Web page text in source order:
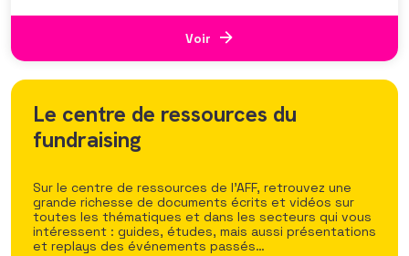
progresser, LinkedIn reste incontournable, TikTok
Voir
Le centre de ressources du
fundraising
Sur le centre de ressources de l’AFF, retrouvez une
grande richesse de documents écrits et vidéos sur
toutes les thématiques et dans les secteurs qui vous
intéressent : guides, études, mais aussi présentations
et replays des événements passés…